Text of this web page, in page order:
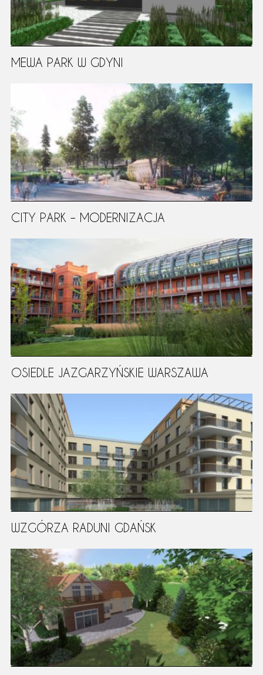
MEWA PARK W GDYNI
CITY PARK – MODERNIZACJA
OSIEDLE JAZGARZYŃSKIE WARSZAWA
WZGÓRZA RADUNI GDAŃSK